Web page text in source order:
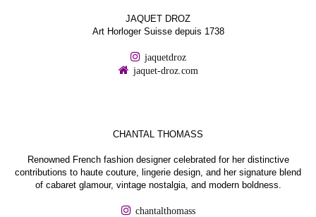
JAQUET DROZ
Art Horloger Suisse depuis 1738
jaquetdroz
jaquet-droz.com
CHANTAL THOMASS
Renowned French fashion designer celebrated for her distinctive
contributions to haute couture, lingerie design, and her signature blend
of cabaret glamour, vintage nostalgia, and modern boldness.
chantalthomass